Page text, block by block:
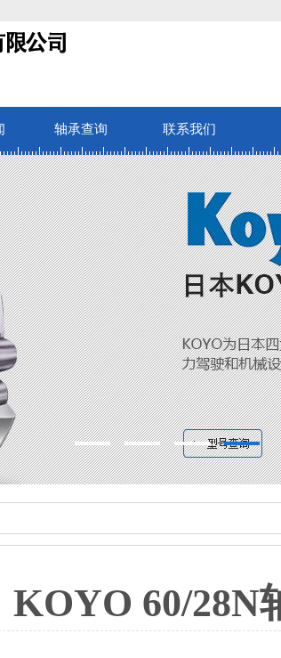
轴承查询 联系我们
KOYO 60/28N